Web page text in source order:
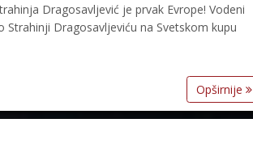
Dragosavljević je prvak Evrope! Vodeni
Dragosavljeviću na Svetskom kupu
Opširnije